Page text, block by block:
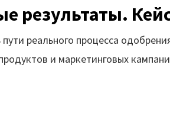
результаты.
реального процесса
и маркетинговых